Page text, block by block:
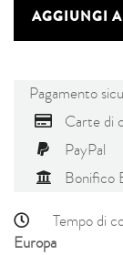
AGGIUNGI
Pagamento
Carte di
PayPal
Bonifico
Tempo di
Europa